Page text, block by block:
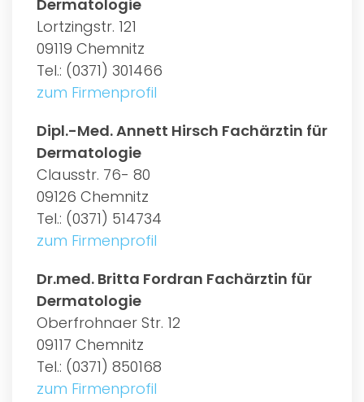
Dermatologie
Lortzingstr. 121
09119 Chemnitz
Tel.: (0371) 301466
zum Firmenprofil
Dipl.-Med. Annett Hirsch Fachärztin für
Dermatologie
Clausstr. 76- 80
09126 Chemnitz
Tel.: (0371) 514734
zum Firmenprofil
Dr.med. Britta Fordran Fachärztin für
Dermatologie
Oberfrohnaer Str. 12
09117 Chemnitz
Tel.: (0371) 850168
zum Firmenprofil